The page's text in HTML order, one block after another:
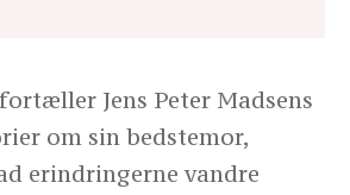
Jens Peter Madsens
om sin bedstemor,
erindringerne vandre